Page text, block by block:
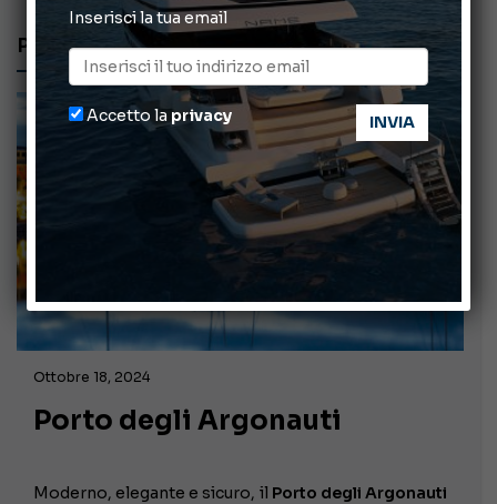
PORTO DEGLI ARGONAUTI
Ottobre 18, 2024
Porto degli Argonauti
Moderno, elegante e sicuro, il Porto degli Argonauti
Inserisci la tua email
Accetto la privacy